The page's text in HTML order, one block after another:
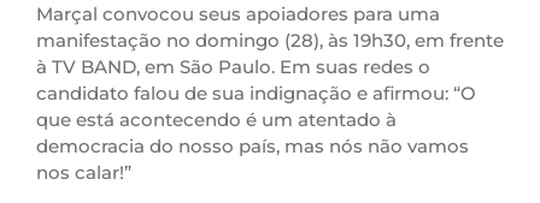
Marçal convocou seus apoiadores para uma
manifestação no domingo (28), às 19h30, em frente
à TV BAND, em São Paulo. Em suas redes o
candidato falou de sua indignação e afirmou: “O
que está acontecendo é um atentado à
democracia do nosso país, mas nós não vamos
nos calar!”